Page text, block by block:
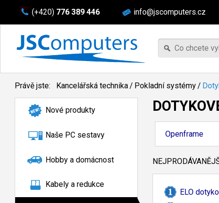
(+420) 776 389 446 info@jscomputers.cz
Právě jste: Kancelářská technika/ Pokladní systémy/
Nové produkty
Naše PC sestavy
Hobby a domácnost
Kabely a redukce
Openframe
ELO